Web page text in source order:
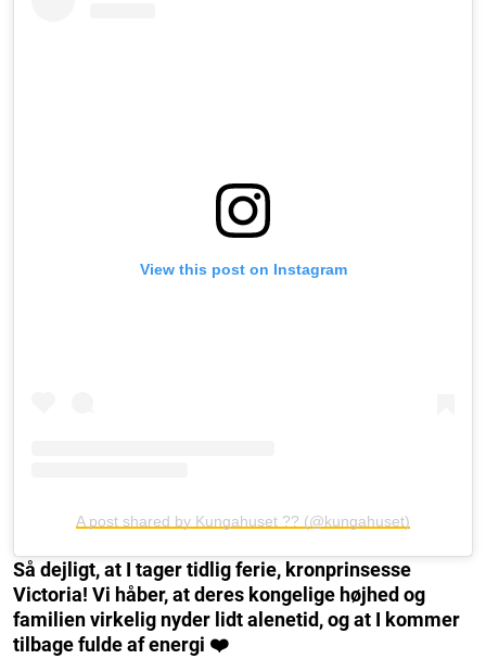
View this post on Instagram
A post shared by Kungahuset ?? (@kungahuset)
Så dejligt, at I tager tidlig ferie, kronprinsesse
Victoria! Vi håber, at deres kongelige højhed og
familien virkelig nyder lidt alenetid, og at I kommer
tilbage fulde af energi ❤️